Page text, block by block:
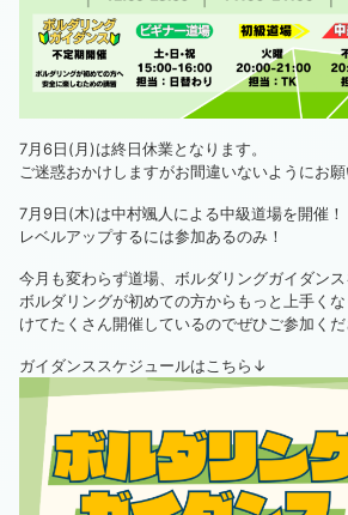
7月6日(月)は終日休業となります。
ご迷惑おかけしますがお間違いないようにお願
7月9日(木)は中村颯人による中級道場を開催！
レベルアップするには参加あるのみ！
今月も変わらず道場、ボルダリングガイダンス
ボルダリングが初めての方からもっと上手く
けてたくさん開催しているのでぜひご参加くだ
ガイダンススケジュールはこちら↓